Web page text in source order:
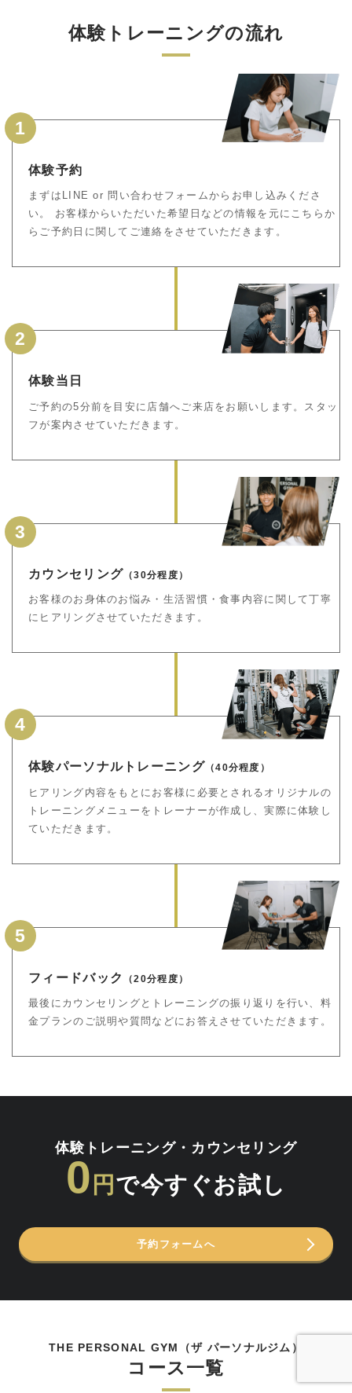
体験トレーニングの流れ
1
体験予約
まずはLINE or 問い合わせフォームからお申し込みくださ
い。 お客様からいただいた希望日などの情報を元にこちらか
らご予約日に関してご連絡をさせていただきます。
2
体験当日
ご予約の5分前を目安に店舗へご来店をお願いします。スタッ
フが案内させていただきます。
3
カウンセリング （30分程度）
お客様のお身体のお悩み・生活習慣・食事内容に関して丁寧
にヒアリングさせていただきます。
4
体験パーソナルトレーニング （40分程度）
ヒアリング内容をもとにお客様に必要とされるオリジナルの
トレーニングメニューをトレーナーが作成し、実際に体験し
ていただきます。
5
フィードバック （20分程度）
最後にカウンセリングとトレーニングの振り返りを行い、料
金プランのご説明や質問などにお答えさせていただきます。
体験トレーニング・カウンセリング
0 円 で今すぐお試し
予約フォームへ
THE PERSONAL GYM（ザ パーソナルジム）
コース一覧